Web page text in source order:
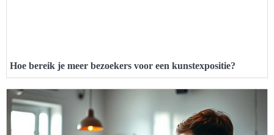
Hoe bereik je meer bezoekers voor een kunstexpositie?